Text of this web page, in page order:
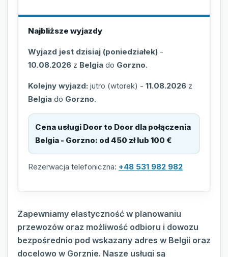
Najbliższe wyjazdy
Wyjazd jest dzisiaj (poniedziałek) -
10.08.2026 z Belgia do Gorzno.
Kolejny wyjazd: jutro (wtorek) - 11.08.2026 z
Belgia do Gorzno.
Cena usługi Door to Door dla połączenia
Belgia - Gorzno: od 450 zł lub 100 €
Rezerwacja telefoniczna: +48 531 982 982
Zapewniamy elastyczność w planowaniu
przewozów oraz możliwość odbioru i dowozu
bezpośrednio pod wskazany adres w Belgii oraz
docelowo w Gorznie. Nasze usługi są